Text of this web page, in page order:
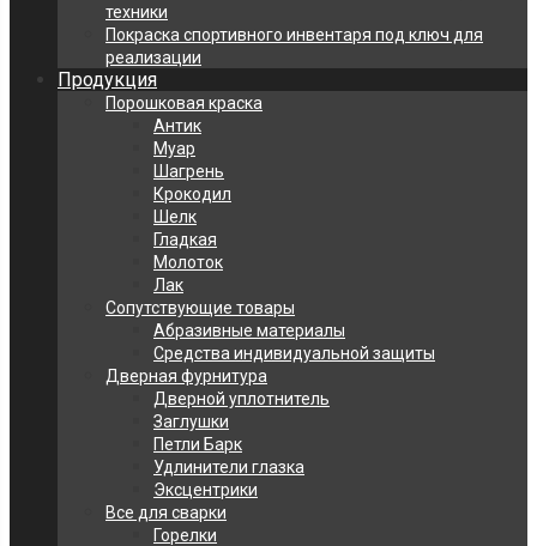
техники
Покраска спортивного инвентаря под ключ для
реализации
Продукция
Порошковая краска
Антик
Муар
Шагрень
Крокодил
Шелк
Гладкая
Молоток
Лак
Сопутствующие товары
Абразивные материалы
Средства индивидуальной защиты
Дверная фурнитура
Дверной уплотнитель
Заглушки
Петли Барк
Удлинители глазка
Эксцентрики
Все для сварки
Горелки